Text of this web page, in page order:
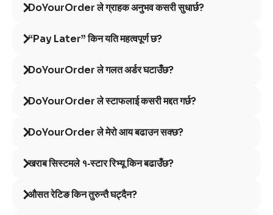
DoYourOrder ले ग्राहक अनुभव कसरी सुधार्छ?
“Pay Later” किन यति महत्वपूर्ण छ?
DoYourOrder ले गलत अर्डर घटाउँछ?
DoYourOrder ले स्टाफलाई कसरी मद्दत गर्छ?
DoYourOrder ले मेरो आय बढाउन सक्छ?
खराब सिस्टमले १‑स्टार रिभ्यू किन बढाउँछ?
औसत रेटिङ किन तुरुन्तै घट्दैन?